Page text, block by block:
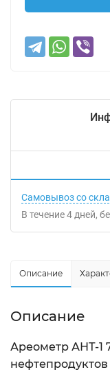
Самовывоз со
В течение4 дней
Описание
Описание
Ареометр АНТ-1